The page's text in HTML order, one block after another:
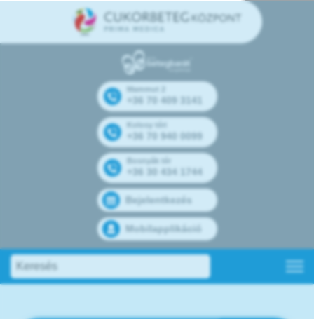
Mammut 2
+36 70 409 3141
Kolosy téri
+36 70 940 0099
Bosnyák tér
+36 30 434 1744
Bejelentkezés
Mobilapplikáció